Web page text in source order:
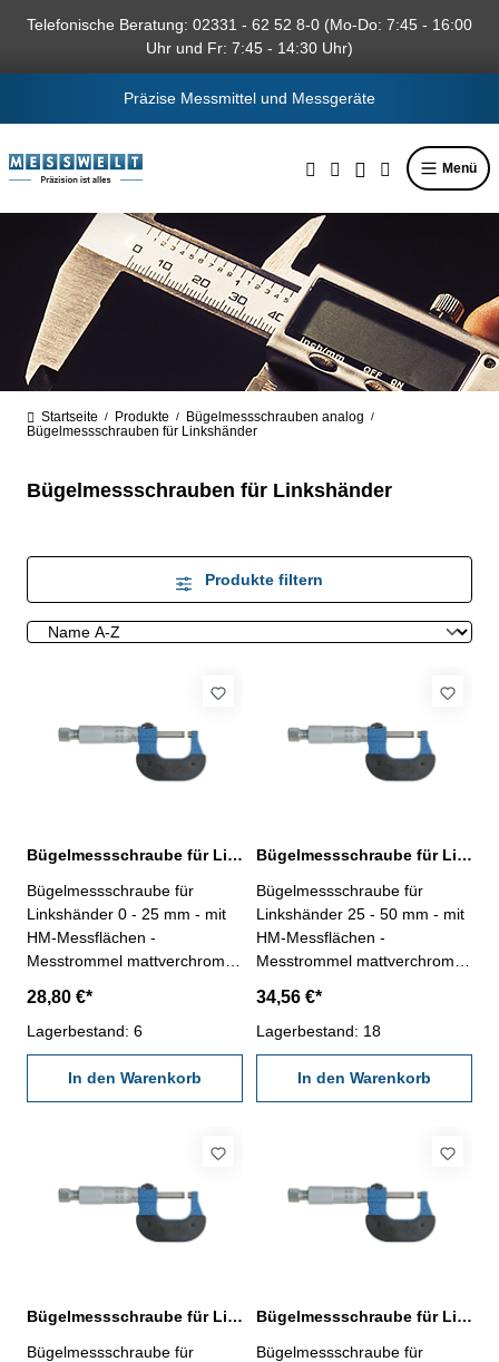
springen
Telefonische Beratung: 02331 - 62 52 8-0 (Mo-Do: 7:45 - 16:00
Uhr und Fr: 7:45 - 14:30 Uhr)
Präzise Messmittel und Messgeräte
Menü
Startseite / Produkte / Bügelmessschrauben analog /
Bügelmessschrauben für Linkshänder
Bügelmessschrauben für Linkshänder
Produkte filtern
Bügelmessschraube für Linkshänder 0 - 25 mm DIN 863
Bügelmessschraube für
Linkshänder 0 - 25 mm - mit
HM-Messflächen -
Messtrommel mattverchromt-
Spindelsteigung 0,5 mm -
Ablesung 0,01 mm,
Genauigkeit DIN 863 - mit
Ratsche - im Behältnis/Kasten
Messbereich 0 - 25 mm
28,80 €*
Lagerbestand: 6
In den Warenkorb
Bügelmessschraube für Linkshänder 25 - 50 mm DIN 863
Bügelmessschraube für
Linkshänder 25 - 50 mm - mit
HM-Messflächen -
Messtrommel mattverchromt-
Spindelsteigung 0,5 mm -
Ablesung 0,01 mm,
Genauigkeit DIN 863 - mit
Ratsche, mit Einstellmaß - im
Behältnis/Kasten Messbereich
34,56 €*
Lagerbestand: 18
In den Warenkorb
Bügelmessschraube für Linkshänder 50 - 75 mm DIN 863
Bügelmessschraube für
Bügelmessschraube für Linkshänder 75 - 100 mm DIN 863
Bügelmessschraube für